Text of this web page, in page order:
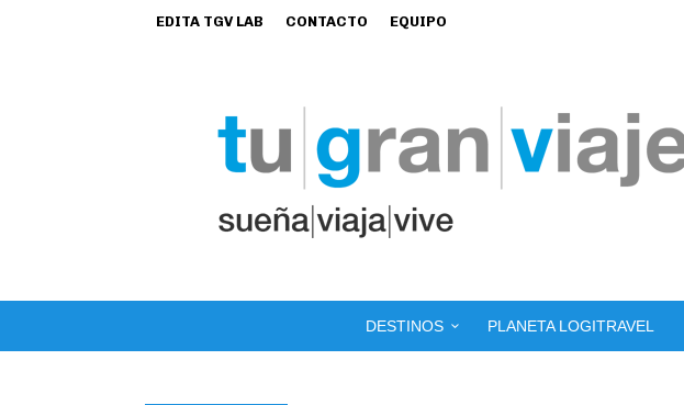
EDITA TGV LAB CONTACTO EQUIPO
DESTINOS PLANETA LOGITRAVEL